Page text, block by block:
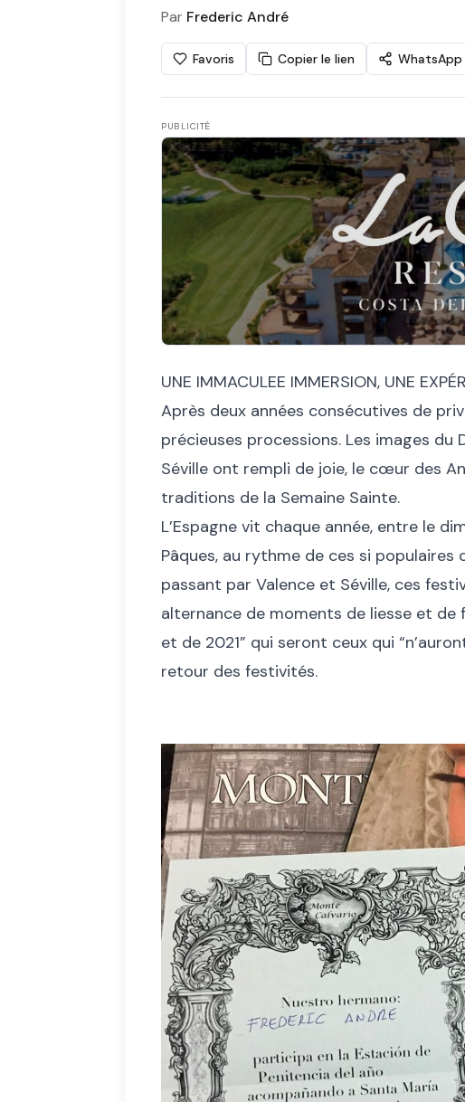
Par Frederic André
Favoris Copier le lien WhatsApp
PUBLICITÉ
UNE IMMACULEE IMMERSION, UNE
Après deux années consécutives de
précieuses processions. Les images du
Séville ont rempli de joie, le cœur des
traditions de la Semaine Sainte.
L’Espagne vit chaque année, entre le
Pâques, au rythme de ces si populaires
passant par Valence et Séville, ces
alternance de moments de liesse et de
et de 2021” qui seront ceux qui
retour des festivités.